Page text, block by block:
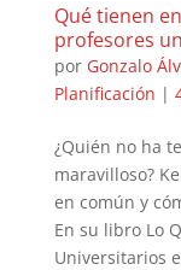
Qué tienen
profesores
por Gonzalo
Planificación |
¿Quién no ha
maravilloso?
en común y
En su libro Lo
Universitarios